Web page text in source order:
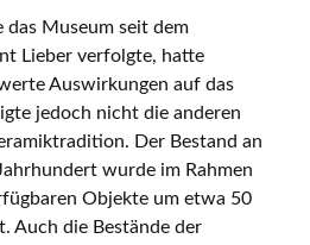
das Museum seit dem
Lieber verfolgte, hatte
Auswirkungen auf das
jedoch nicht die anderen
Der Bestand an
wurde im Rahmen
Objekte um etwa 50
Auch die Bestände der